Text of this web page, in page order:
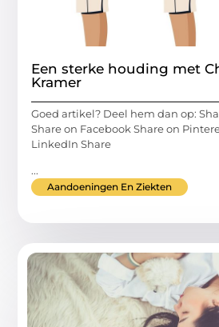
Een sterke houding met
Kramer
Goed artikel? Deel hem dan op:
Share on Facebook Share on
LinkedIn Share
...
Aandoeningen En Ziekten